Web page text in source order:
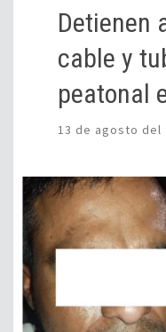
Detienen
cable y
peatonal
13 de agosto del